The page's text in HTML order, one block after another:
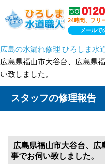
24時間、フリ
メールで
広島の水漏れ修理 ひろしま水
広島県福山市大谷台、広島県
い致しました。
スタッフの修理報告
広島県福山市大谷台、広
事でお伺い致しました。